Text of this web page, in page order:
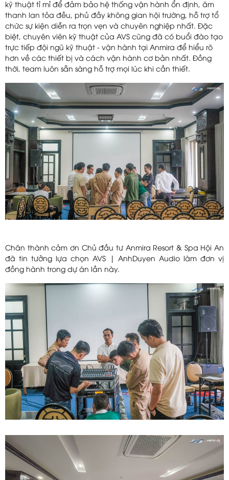
kỹ thuật tỉ mỉ để đảm bảo hệ thống vận hành ổn định, âm
thanh lan tỏa đều, phủ đầy không gian hội trường, hỗ trợ tổ
chức sự kiện diễn ra trọn vẹn và chuyên nghiệp nhất. Đặc
biệt, chuyên viên kỹ thuật của AVS cũng đã có buổi đào tạo
trực tiếp đội ngũ kỹ thuật - vận hành tại Anmira để hiểu rõ
hơn về các thiết bị và cách vận hành cơ bản nhất. Đồng
thời, team luôn sẵn sàng hỗ trợ mọi lúc khi cần thiết.
Chân thành cảm ơn Chủ đầu tư Anmira Resort & Spa Hội An
đã tin tưởng lựa chọn AVS | AnhDuyen Audio làm đơn vị
đồng hành trong dự án lần này.